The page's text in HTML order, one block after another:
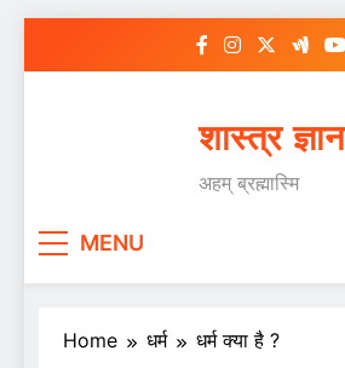
शास्त्र ज्ञान
अहम् ब्रह्मास्मि
MENU
Home धर्म धर्म क्या है ?